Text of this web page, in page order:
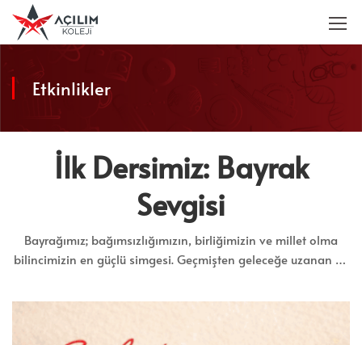
Etkinlikler
İlk Dersimiz: Bayrak
Sevgisi
Bayrağımız; bağımsızlığımızın, birliğimizin ve millet olma
bilincimizin en güçlü simgesi. Geçmişten geleceğe uzanan bu
duygularımızın ve özgürlüğümüzün ifadesi.